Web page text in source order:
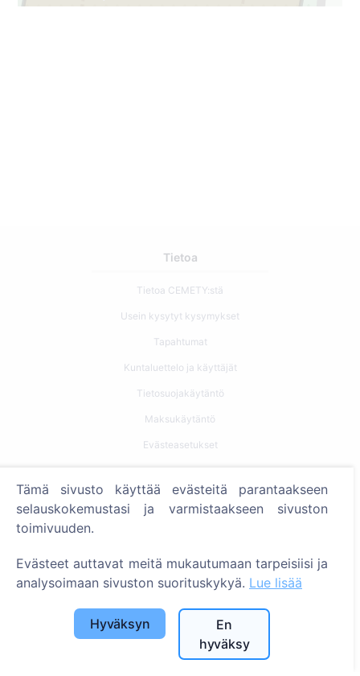
Tietoa
Tietoa CEMETY:stä
Usein kysytyt kysymykset
Tapahtumat
Kuntaluettelo ja käyttäjät
Tietosuojakäytäntö
Maksukäytäntö
Evästeasetukset
Etsi vainajia
Palvelut
Yhteystiedot
SIA "CEMETY", LV40103618951
Tämä sivusto käyttää evästeitä parantaakseen
selauskokemustasi ja varmistaakseen sivuston
toimivuuden.
Evästeet auttavat meitä mukautumaan tarpeisiisi ja
analysoimaan sivuston suorituskykyä. Lue lisää
Hyväksyn
En
hyväksy